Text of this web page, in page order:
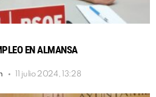
EN ALMANSA
11 julio 2024, 13:28